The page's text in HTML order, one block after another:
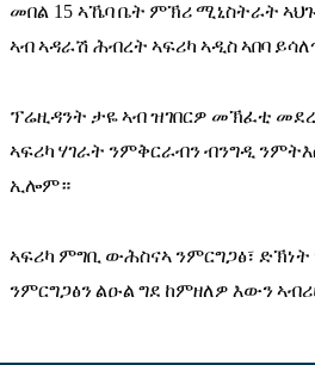
መበል 15 ኣኼባቤት ምኽሪሚኒስትራት
ኣብኣዳራሽ ሕብረት ኣፍሪካ ኣዲስኣበባ
ፕሬዚዳንት ታዬኣብዝገበርዎ መኽፈቲ
ኣፍሪካ ሃገራት ንምቅርራብንብንግዲ
ኢሎም።
ኣፍሪካ ምግቢ ውሕስናኣ ንምርግጋፅ፣ ድኽነት
ንምርግጋፅንልዑል ግደ ከምዘለዎ እውን